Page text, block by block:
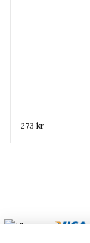
273 kr